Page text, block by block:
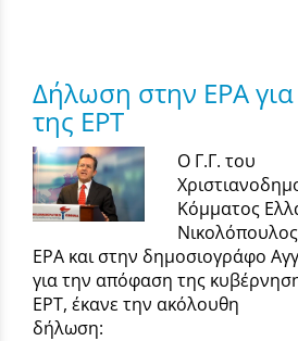
Δήλωση στην ΕΡΑ για
της ΕΡΤ
Ο Γ.Γ. του
Κόμματος
ΕΡΑ και στην δημοσιογράφο
για την απόφαση της
ΕΡΤ, έκανε την ακόλουθη